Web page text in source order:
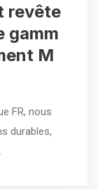
revête
gamm
M
FR, nous
durables,